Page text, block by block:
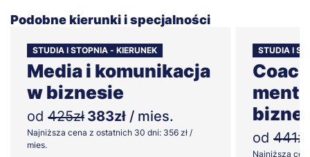
Podobne kierunki i specjalności
STUDIA I STOPNIA - KIERUNEK
Media i komunikacja
w biznesie
od 425zł 383zł / mies.
Najniższa cena z ostatnich 30 dni: 356 zł /
mies.
STUDIA I
od 441zł
Najniższa